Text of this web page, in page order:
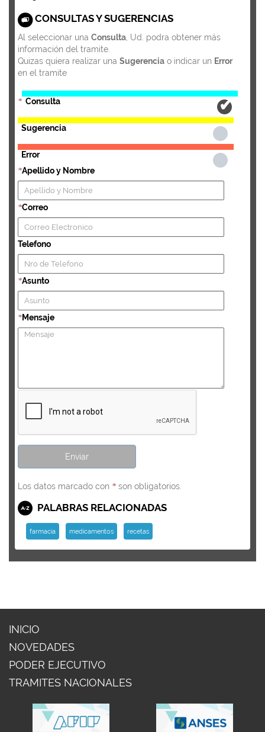
CONSULTAS Y SUGERENCIAS
Al seleccionar una Consulta , Ud. podra obtener más
información del tramite.
Quizas quiera realizar una Sugerencia o indicar un Error
en el tramite
* Consulta
Sugerencia
Error
*Apellido y Nombre
*Correo
Telefono
*Asunto
*Mensaje
Los datos marcado con * son obligatorios.
PALABRAS RELACIONADAS
farmacia medicamentos recetas
INICIO
NOVEDADES
PODER EJECUTIVO
TRAMITES NACIONALES